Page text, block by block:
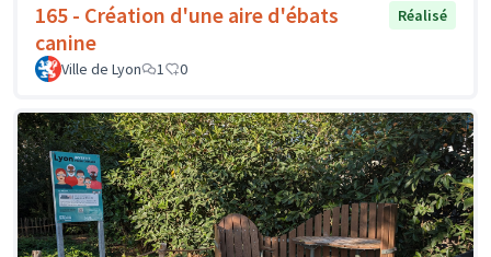
165 - Création d'une aire d'ébats
canine
Réalisé
Ville de Lyon 1 0